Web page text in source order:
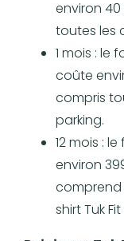
environ
toutes les
1 mois : le
coûte
compris
parking.
12 mois :
environ
comprend
shirt Tuk